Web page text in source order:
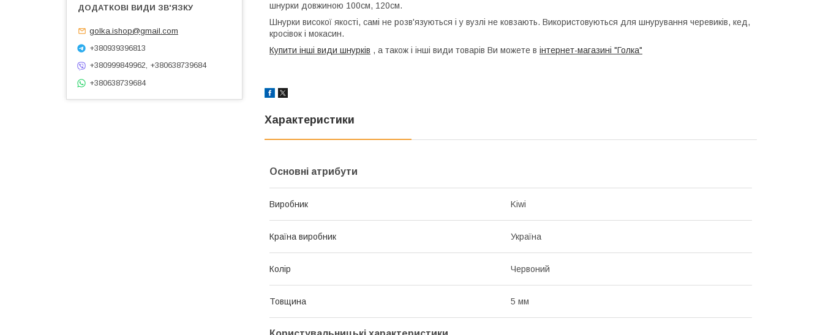
шнурки довжиною 100см, 120см.
Шнурки високої якості, самі не розв'язуються і у вузлі не ковзають. Використовуються для шнурування черевиків, кед,
кросівок і мокасин.
Купити інші види шнурків , а також і інші види товарів Ви можете в інтернет-магазині "Голка"
Характеристики
Основні атрибути
Виробник Kiwi
Країна виробник Україна
Колір Червоний
Товщина 5 мм
golka.ishop@gmail.com
+380939396813
+380999849962, +380638739684
+380638739684